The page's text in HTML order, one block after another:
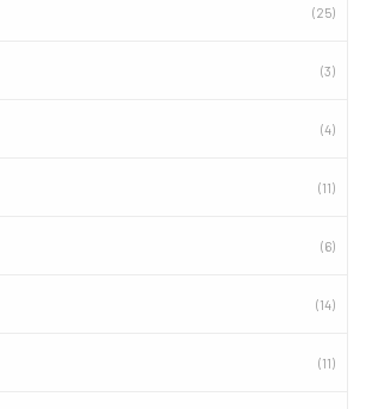
(25)
(3)
(4)
(11)
(6)
(14)
(11)